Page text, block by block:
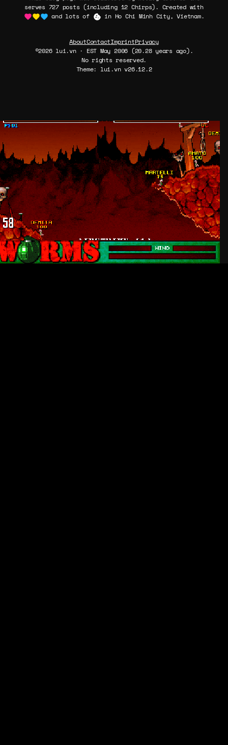
serves 727 posts (including 12 Chirps). Created with
and lots of
in Ho Chi Minh City, Vietnam.
AboutContactImprintPrivacy
©2026 lui.vn · EST May 2006 (20.28 years ago).
No rights reserved.
Theme: lui.vn v26.12.2